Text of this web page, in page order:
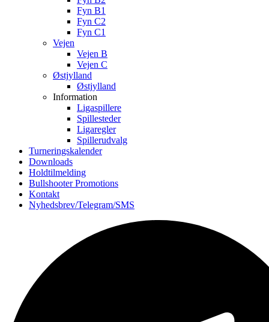
Fyn B1
Fyn C2
Fyn C1
Vejen
Vejen B
Vejen C
Østjylland
Østjylland
Information
Ligaspillere
Spillesteder
Ligaregler
Spillerudvalg
Turneringskalender
Downloads
Holdtilmelding
Bullshooter Promotions
Kontakt
Nyhedsbrev/Telegram/SMS